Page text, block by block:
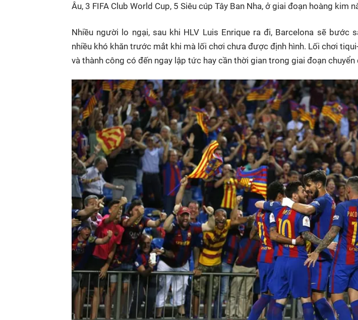
Âu, 3 FIFA Club World Cup, 5 Siêu cúp Tây Ban Nha, ở giai đoạn hoàng kim
Nhiều người lo ngại, sau khi HLV Luis Enrique ra đi, Barcelona sẽ bước
nhiều khó khăn trước mắt khi mà lối chơi chưa được định hình. Lối chơi
và thành công có đến ngay lập tức hay cần thời gian trong giai đoạn